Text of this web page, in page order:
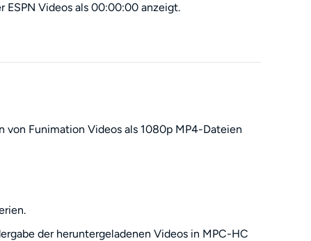
ESPN Videos als 00:00:00 anzeigt.
von Funimation Videos als 1080p MP4-Dateien
der heruntergeladenen Videos in MPC-HC